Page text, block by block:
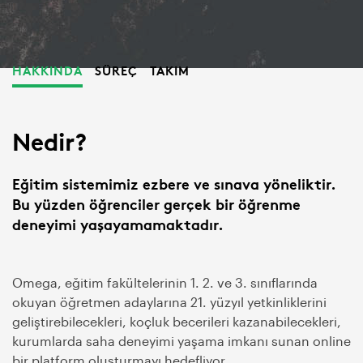
HAKKINDA SÜREÇ TAKIM
Nedir?
Eğitim sistemimiz ezbere ve sınava yöneliktir.
Bu yüzden öğrenciler gerçek bir öğrenme
deneyimi yaşayamamaktadır.
Omega, eğitim fakültelerinin 1. 2. ve 3. sınıflarında
okuyan öğretmen adaylarına 21. yüzyıl yetkinliklerini
geliştirebilecekleri, koçluk becerileri kazanabilecekleri,
kurumlarda saha deneyimi yaşama imkanı sunan online